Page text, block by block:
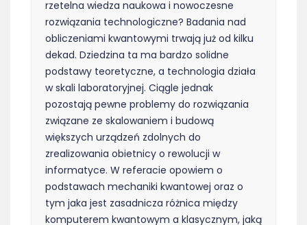
rzetelna wiedza naukowa i nowoczesne
rozwiązania technologiczne? Badania nad
obliczeniami kwantowymi trwają już od kilku
dekad. Dziedzina ta ma bardzo solidne
podstawy teoretyczne, a technologia działa
w skali laboratoryjnej. Ciągle jednak
pozostają pewne problemy do rozwiązania
związane ze skalowaniem i budową
większych urządzeń zdolnych do
zrealizowania obietnicy o rewolucji w
informatyce. W referacie opowiem o
podstawach mechaniki kwantowej oraz o
tym jaka jest zasadnicza różnica między
komputerem kwantowym a klasycznym, jaką